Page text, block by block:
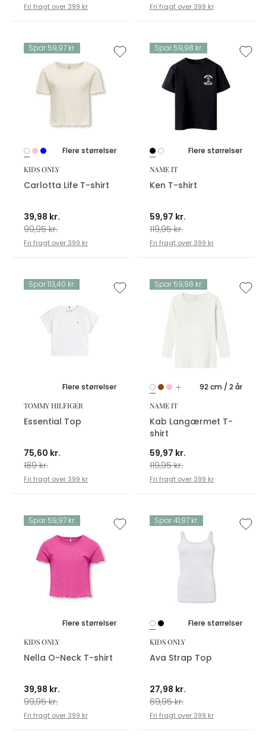
Fri fragt over 399 kr Fri fragt over 399 kr
Spar 59,97 kr.
Flere størrelser
KIDS ONLY
Carlotta Life T-shirt
39,98 kr.
99,95 kr.
Fri fragt over 399 kr
Spar 59,98 kr.
Flere størrelser
NAME IT
Ken T-shirt
59,97 kr.
119,95 kr.
Fri fragt over 399 kr
Spar 113,40 kr.
Flere størrelser
TOMMY HILFIGER
Essential Top
75,60 kr.
189 kr.
Fri fragt over 399 kr
Spar 59,98 kr.
92 cm / 2 år
NAME IT
Kab Langærmet T-
shirt
59,97 kr.
119,95 kr.
Fri fragt over 399 kr
Spar 59,97 kr.
Flere størrelser
KIDS ONLY
Nella O-Neck T-shirt
39,98 kr.
99,95 kr.
Fri fragt over 399 kr
Spar 41,97 kr.
Flere størrelser
KIDS ONLY
Ava Strap Top
27,98 kr.
69,95 kr.
Fri fragt over 399 kr